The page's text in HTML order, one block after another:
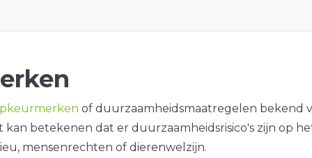
of duurzaamheidsmaatregelen bekend
kan betekenen dat er duurzaamheidsrisico's zijn op
mensenrechten of dierenwelzijn.